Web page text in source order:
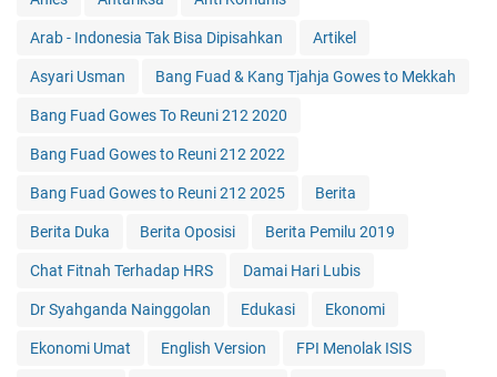
Arab - Indonesia Tak Bisa Dipisahkan Artikel
Asyari Usman Bang Fuad & Kang Tjahja Gowes to Mekkah
Bang Fuad Gowes To Reuni 212 2020
Bang Fuad Gowes to Reuni 212 2022
Bang Fuad Gowes to Reuni 212 2025 Berita
Berita Duka Berita Oposisi Berita Pemilu 2019
Chat Fitnah Terhadap HRS Damai Hari Lubis
Dr Syahganda Nainggolan Edukasi Ekonomi
Ekonomi Umat English Version FPI Menolak ISIS